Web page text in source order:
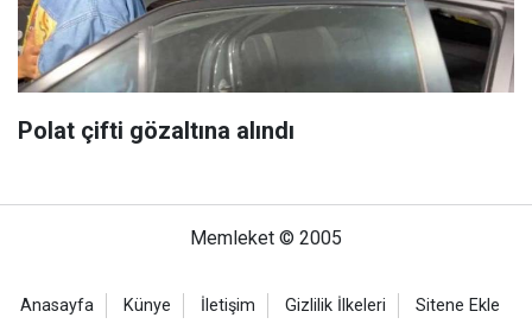
Polat çifti gözaltına alındı
Memleket © 2005
Anasayfa Künye İletişim Gizlilik İlkeleri Sitene Ekle